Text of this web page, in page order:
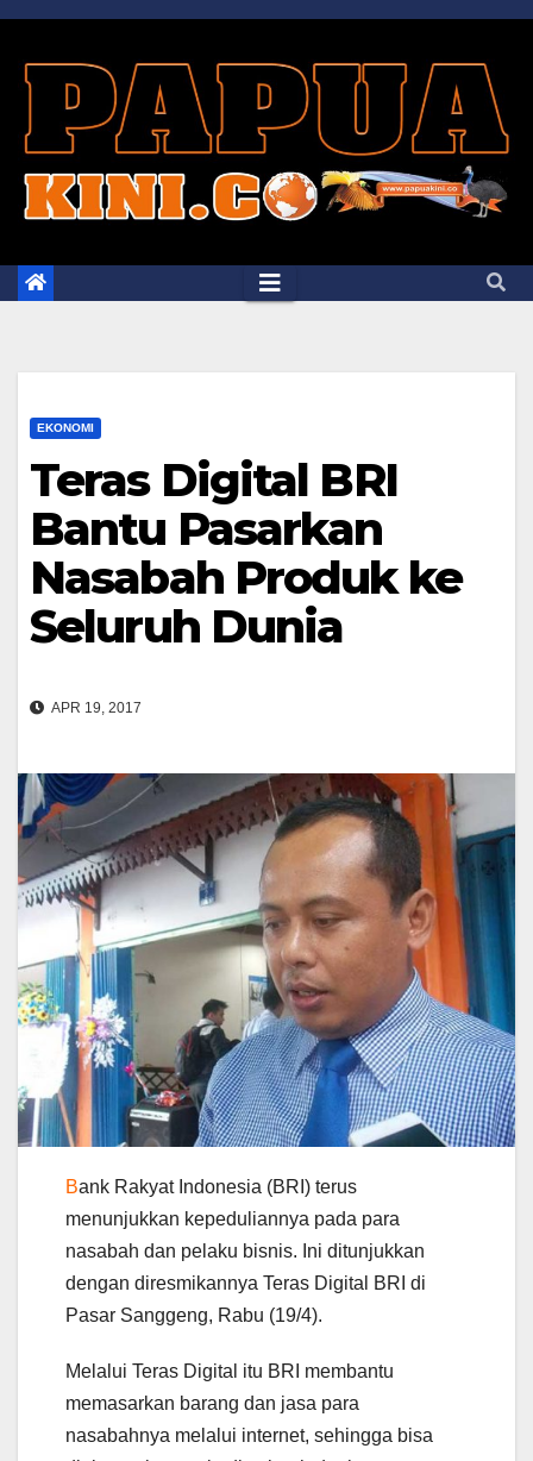
Skip
content
EKONOMI
Teras Digital BRI
Bantu Pasarkan
Nasabah Produk ke
Seluruh Dunia
APR 19, 2017
Bank Rakyat Indonesia (BRI) terus
menunjukkan kepeduliannya pada para
nasabah dan pelaku bisnis. Ini ditunjukkan
dengan diresmikannya Teras Digital BRI di
Pasar Sanggeng, Rabu (19/4).
Melalui Teras Digital itu BRI membantu
memasarkan barang dan jasa para
nasabahnya melalui internet, sehingga bisa